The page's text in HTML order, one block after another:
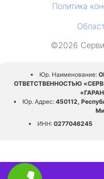
Политика
©2026
Юр. Наименование:
ОТВЕТСТВЕННОСТЬЮ
Юр. Адрес: 450112,
ИНН: 0277046245